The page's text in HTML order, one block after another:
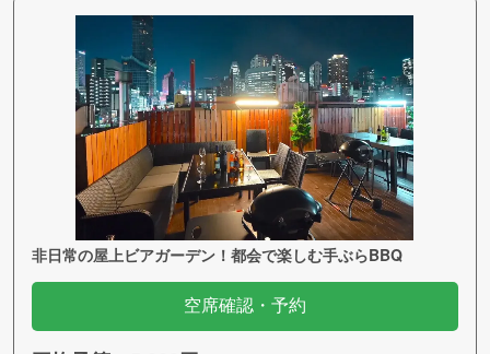
非日常の屋上ビアガーデン！都会で楽しむ手ぶらBBQ
空席確認・予約